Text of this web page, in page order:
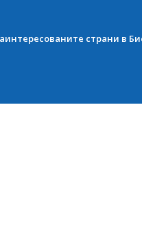
страни в